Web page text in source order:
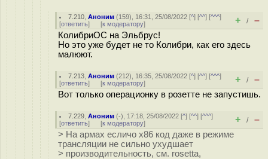
7.210 ,Аноним (159), 16:31, 25/08/2022 [^] [^^] [^^^]
[ответить] [к модератору] + / –
КолибриОС на Эльбрус!
Но это уже будет не то Колибри, как его здесь
малюют.
7.213 ,Аноним (212), 16:35, 25/08/2022 [^] [^^] [^^^]
[ответить] [к модератору] + / –
Вот только операционку в розетте не запустишь.
7.229 ,Аноним (-), 17:18, 25/08/2022 [^] [^^] [^^^]
[ответить] [к модератору] + / –
> На армах есличо х86 код даже в режиме
трансляции не сильно ухудшает
> производительность, см. rosetta,